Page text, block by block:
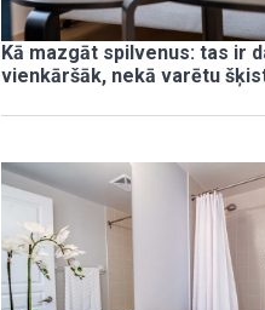
Kā mazgāt spilvenus: tas ir
vienkāršāk, nekā varētu